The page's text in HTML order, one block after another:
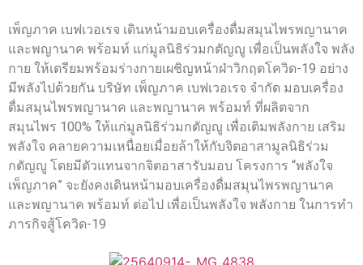
เพ็ญภาค เบฟเวอเรจ เดินหน้ามอบเครื่องดื่มสมุนไพรพญานาค
และพญานาค พร้อมท์ แก่มูลนิธิร่วมกตัญญู เพื่อเป็นพลังใจ พลัง
กาย ให้เตรียมพร้อมร่างกายเผชิญหน้าฝ่าวิกฤตโควิด-19 อย่าง
มีพลังไปด้วยกัน บริษัท เพ็ญภาค เบฟเวอเรจ จำกัด มอบเครื่อง
ดื่มสมุนไพรพญานาค และพญานาค พร้อมท์ ที่ผลิตจาก
สมุนไพร 100% ให้แก่มูลนิธิร่วมกตัญญู เพื่อเติมพลังกาย เสริม
พลังใจ คลายความเหนื่อยเมื่อยล้าให้กับจิตอาสามูลนิธิร่วม
กตัญญู โดยมีตัวแทนจากจิตอาสารับมอบ โครงการ “พลังใจ
เพ็ญภาค” จะยังคงเดินหน้ามอบเครื่องดื่มสมุนไพรพญานาค
และพญานาค พร้อมท์ ต่อไป เพื่อเป็นพลังใจ พลังกาย ในการทำ
ภารกิจสู้โควิด-19